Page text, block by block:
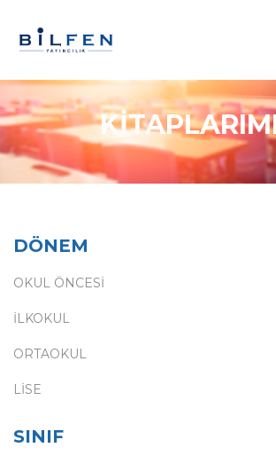
DÖNEM
OKUL ÖNCESİ
İLKOKUL
ORTAOKUL
LİSE
SINIF